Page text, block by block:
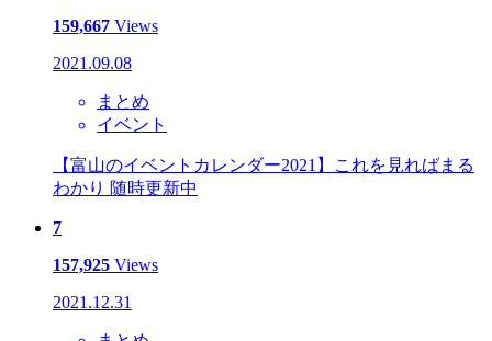
159,667 Views
2021.09.08
まとめ
イベント
【富山のイベントカレンダー2021】これを見ればまる
わかり 随時更新中
7
157,925 Views
2021.12.31